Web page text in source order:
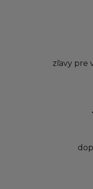
zľavy pre